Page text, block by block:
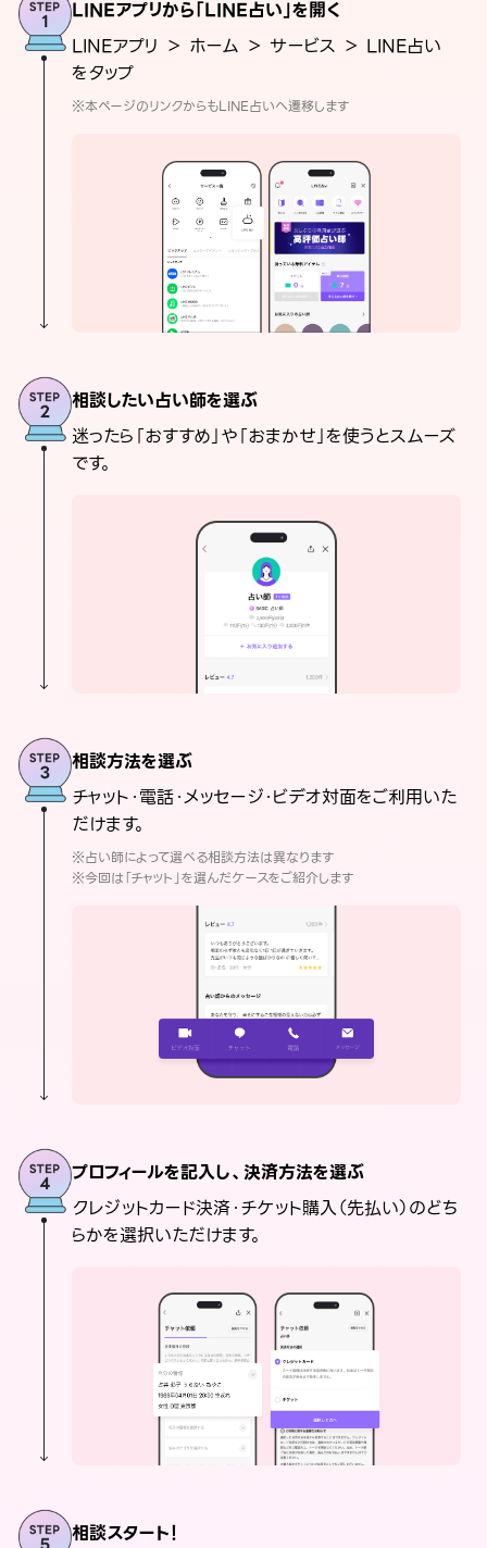
LINEアプリから「LINE占い」を開く
LINEアプリ ＞ ホーム ＞ サービス ＞ LINE占い
をタップ
※本ページのリンクからもLINE占いへ遷移します
相談したい占い師を選ぶ
迷ったら「おすすめ」や「おまかせ」を使うとスムーズ
です。
相談方法を選ぶ
チャット・電話・メッセージ・ビデオ対面をご利用いた
だけます。
※占い師によって選べる相談方法は異なります
※今回は「チャット」を選んだケースをご紹介します
プロフィールを記入し、決済方法を選ぶ
クレジットカード決済・チケット購入（先払い）のどち
らかを選択いただけます。
相談スタート！